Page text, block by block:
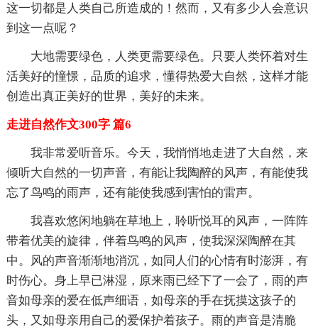
这一切都是人类自己所造成的！然而，又有多少人会意识
到这一点呢？
大地需要绿色，人类更需要绿色。只要人类怀着对生
活美好的憧憬，品质的追求，懂得热爱大自然，这样才能
创造出真正美好的世界，美好的未来。
走进自然作文300字 篇6
我非常爱听音乐。今天，我悄悄地走进了大自然，来
倾听大自然的一切声音，有能让我陶醉的风声，有能使我
忘了鸟鸣的雨声，还有能使我感到害怕的雷声。
我喜欢悠闲地躺在草地上，聆听悦耳的风声，一阵阵
带着优美的旋律，伴着鸟鸣的风声，使我深深陶醉在其
中。风的声音渐渐地消沉，如同人们的心情有时澎湃，有
时伤心。身上早已淋湿，原来雨已经下了一会了，雨的声
音如母亲的爱在低声细语，如母亲的手在抚摸这孩子的
头，又如母亲用自己的爱保护着孩子。雨的声音是清脆